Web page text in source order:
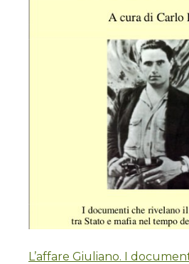
L’affare Giuliano. I